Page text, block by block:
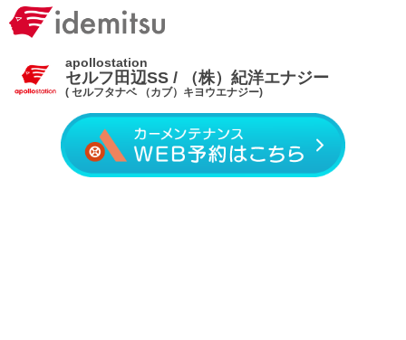
apollostation
セルフ田辺SS / （株）紀洋エナジー
( セルフタナベ （カブ）キヨウエナジー)